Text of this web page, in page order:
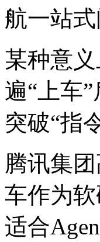
航一站式
某种意
遍“上车
突破“指
腾讯集
车作为
适合